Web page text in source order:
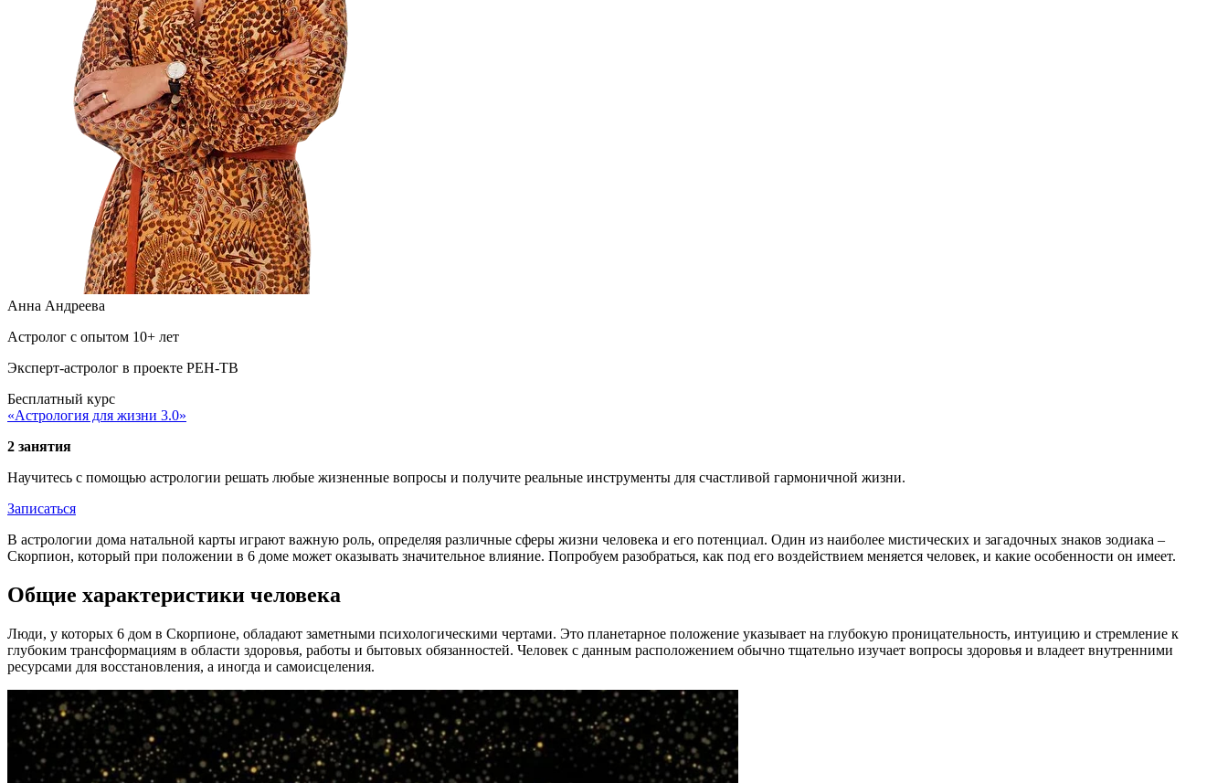
Анна Андреева
Астролог с опытом 10+ лет
Эксперт-астролог в проекте РЕН-ТВ
Бесплатный курс
«Астрология для жизни 3.0»
2 занятия
Научитесь с помощью астрологии решать любые жизненные вопросы и получите реальные инструменты для счастливой гармоничной жизни.
Записаться
В астрологии дома натальной карты играют важную роль, определяя различные сферы жизни человека и его потенциал. Один из наиболее мистических и загадочных знаков зодиака –
Скорпион, который при положении в 6 доме может оказывать значительное влияние. Попробуем разобраться, как под его воздействием меняется человек, и какие особенности он имеет.
Общие характеристики человека
Люди, у которых 6 дом в Скорпионе, обладают заметными психологическими чертами. Это планетарное положение указывает на глубокую проницательность, интуицию и стремление к
глубоким трансформациям в области здоровья, работы и бытовых обязанностей. Человек с данным расположением обычно тщательно изучает вопросы здоровья и владеет внутренними
ресурсами для восстановления, а иногда и самоисцеления.